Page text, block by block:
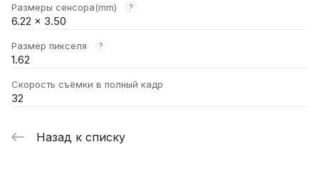
Размеры сенсора(mm) ?
6.22 × 3.50
Размер пикселя ?
1.62
Скорость съёмки в полный кадр
32
Назад к списку